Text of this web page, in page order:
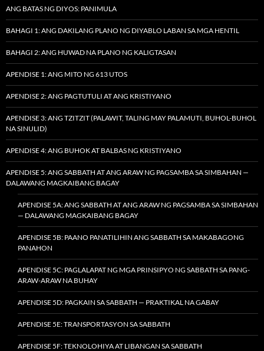
ANG BATAS NG DIYOS: PANIMULA
BAHAGI 1: ANG DAKILANG PLANO NG DIYABLO LABAN SA MGA HENTIL
BAHAGI 2: ANG HUWAD NA PLANO NG KALIGTASAN
APENDISE 1: ANG MITO NG 613 UTOS
APENDISE 2: ANG PAGTUTULI AT ANG KRISTIYANO
APENDISE 3: ANG TZITZIT (PALAWIT, TALING MAY PALAMUTI, BUHOL-BUHOL
NA SINULID)
APENDISE 4: ANG BUHOK AT BALBAS NG KRISTIYANO
APENDISE 5: ANG SABBATH AT ANG ARAW NG PAGSAMBA SA SIMBAHAN —
DALAWANG MAGKAIBANG BAGAY
APENDISE 5A: ANG SABBATH AT ANG ARAW NG PAGSAMBA SA SIMBAHAN
— DALAWANG MAGKAIBANG BAGAY
APENDISE 5B: PAANO PANATILIHIN ANG SABBATH SA MAKABAGONG
PANAHON
APENDISE 5C: PAGLALAPAT NG MGA PRINSIPYO NG SABBATH SA PANG-
ARAW-ARAW NA BUHAY
APENDISE 5D: PAGKAIN SA SABBATH — PRAKTIKAL NA GABAY
APENDISE 5E: TRANSPORTASYON SA SABBATH
APENDISE 5F: TEKNOLOHIYA AT LIBANGAN SA SABBATH